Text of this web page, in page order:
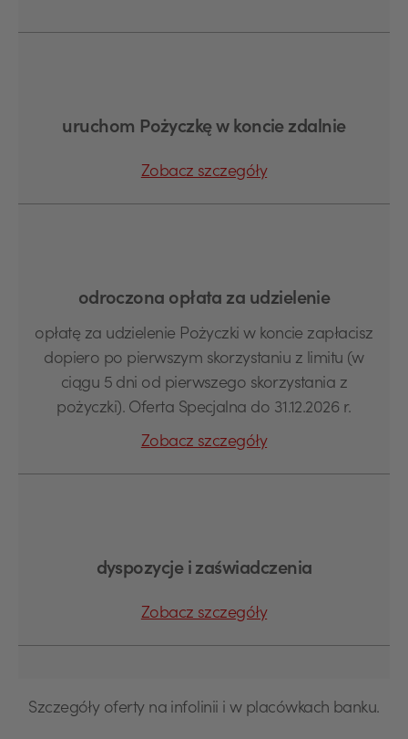
uruchom Pożyczkę w koncie zdalnie
Zobacz szczegóły
odroczona opłata za udzielenie
opłatę za udzielenie Pożyczki w koncie zapłacisz
dopiero po pierwszym skorzystaniu z limitu (w
ciągu 5 dni od pierwszego skorzystania z
pożyczki). Oferta Specjalna do 31.12.2026 r.
Zobacz szczegóły
dyspozycje i zaświadczenia
Zobacz szczegóły
Szczegóły oferty na infolinii i w placówkach banku.